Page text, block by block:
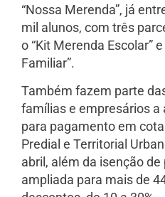
“Nossa Merenda”, já
mil alunos, com três
o “Kit Merenda Escolar”
Familiar”.
Também fazem parte
famílias e empresários a
para pagamento em
Predial e Territorial
abril, além da isenção
ampliada para mais de